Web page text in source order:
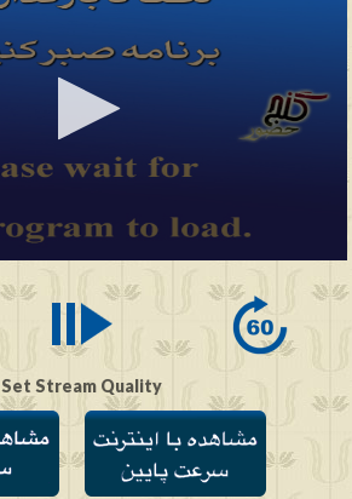
Set Stream Quality